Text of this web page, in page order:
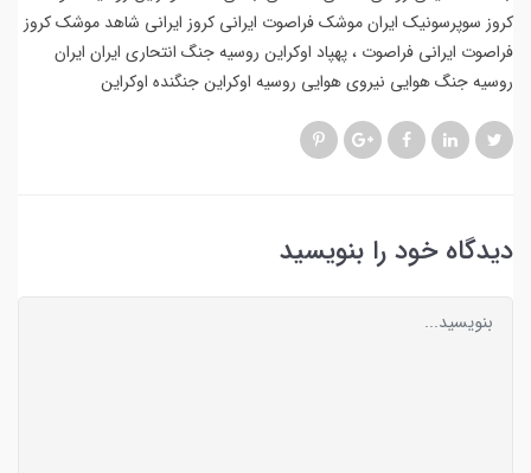
کروز سوپرسونیک ایران موشک فراصوت ایرانی کروز ایرانی شاهد موشک کروز
فراصوت ایرانی فراصوت پهپاد اوکراین روسیه جنگ انتحاری ایران ایران
روسیه جنگ هوایی نیروی هوایی روسیه اوکراین جنگنده اوکراین
دیدگاه خود را بنویسید